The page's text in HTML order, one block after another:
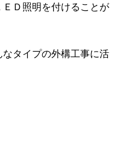
Ｄ照明を付けることが
タイプの外構工事に活